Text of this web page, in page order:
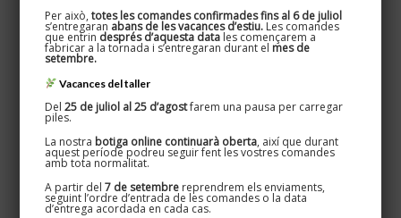
El sorprenent cas dels Penjadors
Lettering
Per això,totes les comandes confirmades fins al 6 de juliol
s’entregaran abans de les vacances d’estiu. Les comandes
que entrin després d’aquesta data les començarem a
fabricar a la tornada i s’entregaran durant el mes de
setembre.
Vacances del taller
Del 25 de juliol al 25 d’agostfarem una pausa per carregar
piles.
La nostra botiga online continuarà oberta, així que durant
aquest període podreu seguir fent les vostres comandes
amb tota normalitat.
A partir del 7 de setembre reprendrem els enviaments,
seguint l’ordre d’entrada de les comandes o la data
d’entrega acordada en cada cas.